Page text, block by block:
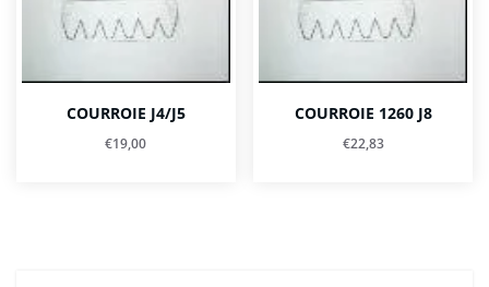
COURROIE J4/J5
€19,00
COURROIE 1260 J8
€22,83